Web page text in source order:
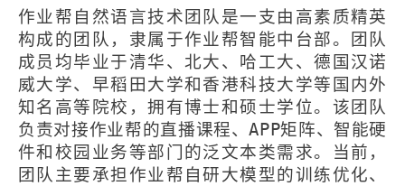
作业帮自然语言技术团队是一支由高素质精英
构成的团队，隶属于作业帮智能中台部。团队
成员均毕业于清华、北大、哈工大、德国汉诺
威大学、早稻田大学和香港科技大学等国内外
知名高等院校，拥有博士和硕士学位。该团队
负责对接作业帮的直播课程、APP矩阵、智能硬
件和校园业务等部门的泛文本类需求。当前，
团队主要承担作业帮自研大模型的训练优化、